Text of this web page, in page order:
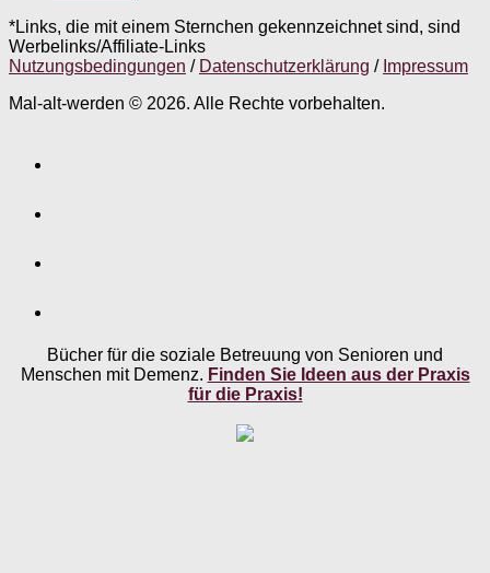
*Links, die mit einem Sternchen gekennzeichnet sind, sind
Werbelinks/Affiliate-Links
Nutzungsbedingungen / Datenschutzerklärung / Impressum
Mal-alt-werden © 2026. Alle Rechte vorbehalten.
Bücher für die soziale Betreuung von Senioren und
Menschen mit Demenz. Finden Sie Ideen aus der Praxis
für die Praxis!